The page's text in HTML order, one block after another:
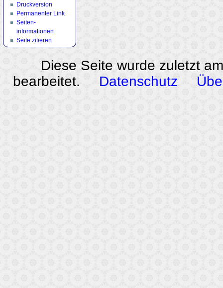
Druckversion
Permanenter Link
Seiten­
informationen
Seite zitieren
Diese Seite wurde zuletzt
bearbeitet.
Datenschutz